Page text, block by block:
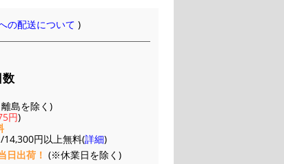
の配送について )
島を除く)
円)
円以上無料(詳細)
日出荷！ (※休業日を除く)